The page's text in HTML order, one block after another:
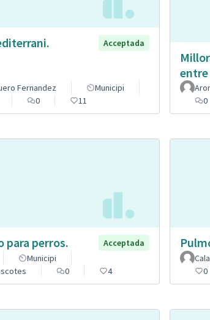
Acceptada
Fernandez
Municipi
0 11
entre
0
para perros.
Acceptada
Municipi
0 4
0